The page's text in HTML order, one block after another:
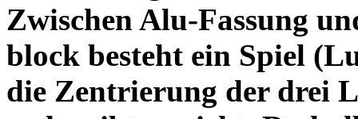
Zwischen Alu-Fassung
block besteht ein Spiel
die Zentrierung der drei